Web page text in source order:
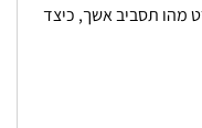
מהו תסביב אשך, כיצד